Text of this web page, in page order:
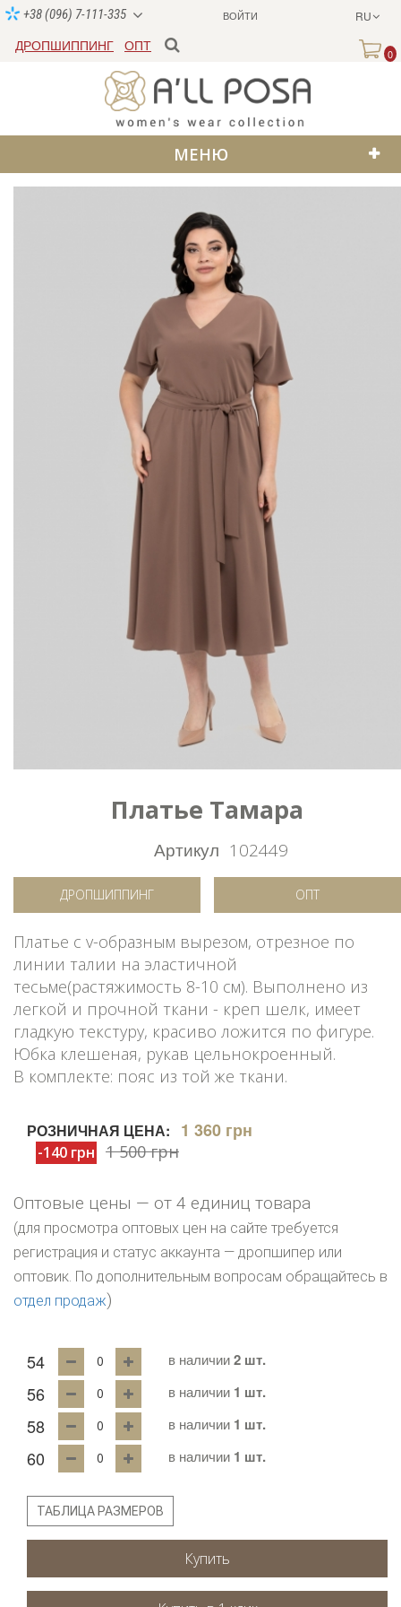
ВОЙТИ RU
+38 (096) 7-111-335
ДРОПШИППИНГ ОПТ
0
МЕНЮ
Платье Тамара
Артикул 102449
ДРОПШИППИНГ ОПТ
Платье с v-образным вырезом, отрезное по
линии талии на эластичной
тесьме(растяжимость 8-10 см). Выполнено из
легкой и прочной ткани - креп шелк, имеет
гладкую текстуру, красиво ложится по фигуре.
Юбка клешеная, рукав цельнокроенный.
В комплекте: пояс из той же ткани.
РОЗНИЧНАЯ ЦЕНА: 1 360 грн
-140 грн 1 500 грн
Оптовые цены — от 4 единиц товара
(для просмотра оптовых цен на сайте требуется
регистрация и статус аккаунта — дропшипер или
оптовик. По дополнительным вопросам обращайтесь в
отдел продаж)
54 в наличии2 шт.
56 в наличии 1 шт.
58 в наличии 1 шт.
60 в наличии 1 шт.
ТАБЛИЦА РАЗМЕРОВ
Купить